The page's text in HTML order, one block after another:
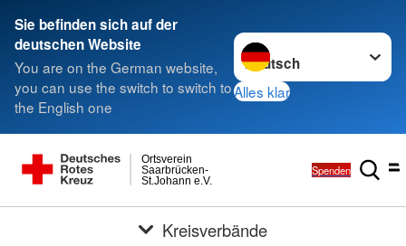
Sie befinden sich auf der
deutschen Website
You are on the German website,
you can use the switch to switch to
the English one
Sprache wechseln zu
Alles klar
St.Johann e.V.
Saarbrücken-
Ortsverein
Spenden
Kreisverbände